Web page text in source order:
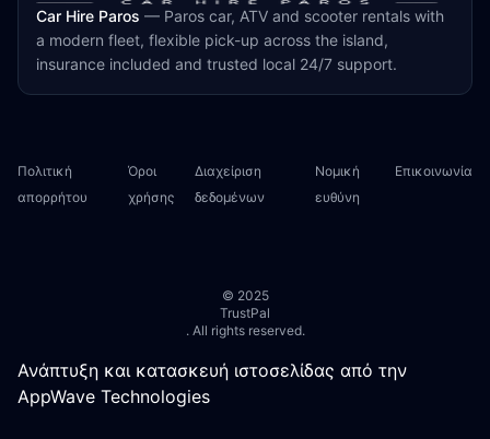
Car Hire Paros — Paros car, ATV and scooter rentals with
a modern fleet, flexible pick-up across the island,
insurance included and trusted local 24/7 support.
Πολιτική
απορρήτου
Όροι
χρήσης
Διαχείριση
δεδομένων
Νομική
ευθύνη
Επικοινωνία
© 2025
TrustPal
. All rights reserved.
Ανάπτυξη και κατασκευή ιστοσελίδας από την
AppWave Technologies